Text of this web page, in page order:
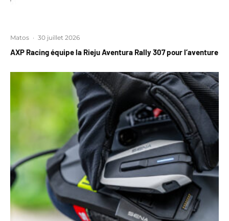
Matos · 30 juillet 2026
AXP Racing équipe la Rieju Aventura Rally 307 pour l’aventure